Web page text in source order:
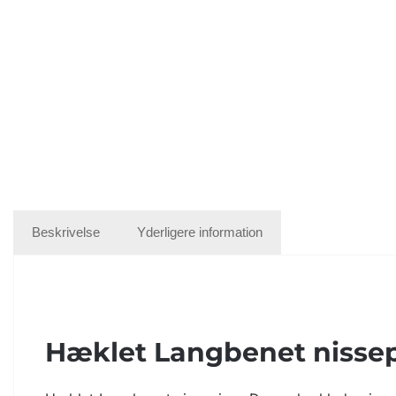
Beskrivelse Yderligere information
Hæklet Langbenet